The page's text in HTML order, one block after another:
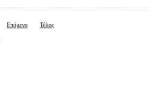
Επόμενο Τέλος